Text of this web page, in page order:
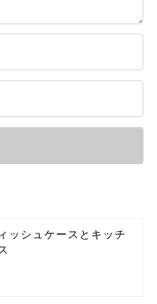
ッシュケースとキッチ